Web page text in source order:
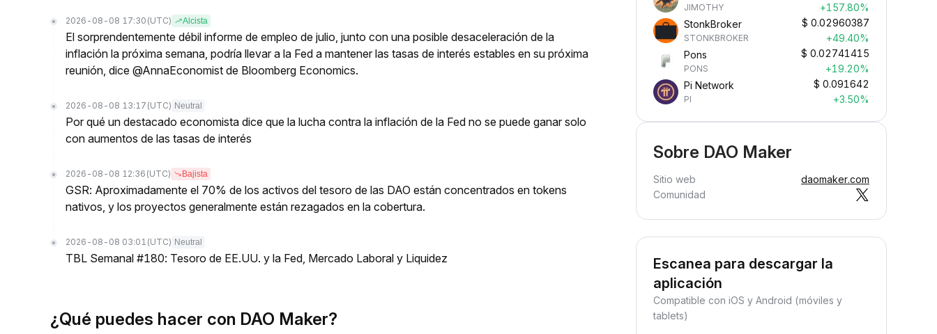
2026-08-08 17:30 (UTC) Alcista
El sorprendentemente débil informe de empleo de julio, junto con una posible desaceleración de la
inflación la próxima semana, podría llevar a la Fed a mantener las tasas de interés estables en su próxima
reunión, dice @AnnaEconomist de Bloomberg Economics.
2026-08-08 13:17 (UTC) Neutral
Por qué un destacado economista dice que la lucha contra la inflación de la Fed no se puede ganar solo
con aumentos de las tasas de interés
2026-08-08 12:36 (UTC) Bajista
GSR: Aproximadamente el 70% de los activos del tesoro de las DAO están concentrados en tokens
nativos, y los proyectos generalmente están rezagados en la cobertura.
2026-08-08 03:01 (UTC) Neutral
TBL Semanal #180: Tesoro de EE.UU. y la Fed, Mercado Laboral y Liquidez
¿Qué puedes hacer con DAO Maker?
JIMOTHY
+157.80%
StonkBroker
STONKBROKER
$ 0.02960387
+49.40%
Pons
PONS
$ 0.02741415
+19.20%
Pi Network
PI
$ 0.091642
+3.50%
Sobre DAO Maker
Sitio web
daomaker.com
Comunidad
Escanea para descargar la
aplicación
Compatible con iOS y Android (móviles y
tablets)